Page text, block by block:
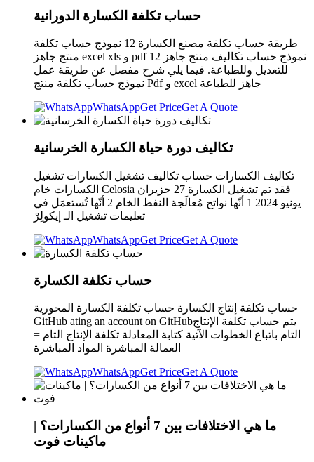
حساب تكلفة الكسارة الدورانية
طريقة حساب تكلفة مصنع الكسارة 12 نموذج حساب تكلفة
منتج جاهز excel xls و pdf 12 نموذج حساب تكاليف منتج جاهز
للتعديل وللطباعة. فيما يلي شرح مفصل عن طريقة عمل
نموذج حساب تكلفة منتج Pdf و excel جاهز للطباعة
WhatsAppGet PriceGet A Quote
تكاليف دورة حياة الكسارة الخرسانية
تكاليف الكسارات حساب تكاليف تشغيل الكسارات تشغيل
الكسارات خام Celosia فقد تم تشغيل الكسارة 27 حزيران
يونيو 2024 1 أنّها نواتج مُعالَجة النفط الخام 2 أنّها تُستعمَل في
تعليمات تشغيل الـ إيكولِرْ
WhatsAppGet PriceGet A Quote
حساب تكلفة الكسارة
حساب تكلفة إنتاج الكسارة حساب تكلفة الكسارة المحورية
GitHub ating an account on GitHubيتم حساب تكلفة الإنتاج
التام باتباع الخطوات الآتية كتابة المعادلة تكلفة الإنتاج التام =
العمالة المباشرة المواد المباشرة
WhatsAppGet PriceGet A Quote
ما هي الاختلافات بين 7 أنواع من الكسارات؟ |
ماكينات فوت